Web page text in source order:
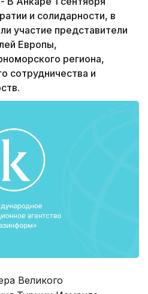
и солидарности, в
участие представители
Европы,
региона,
сотрудничества и
Великого